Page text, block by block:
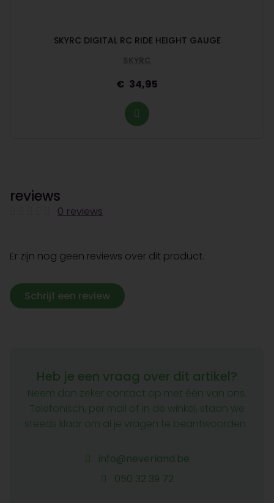
SKYRC DIGITAL RC RIDE HEIGHT GAUGE
SKYRC
34,95
reviews
0 reviews
Er zijn nog geen reviews over dit product.
Schrijf een review
Heb je een vraag over dit artikel?
Neem dan zeker contact op met één van ons.
Telefonisch, per mail of in de winkel, staan we
steeds klaar om al je vragen te beantwoorden.
info@neverland.be
050 32 39 72